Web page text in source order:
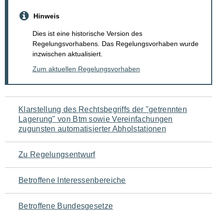
Hinweis
Dies ist eine historische Version des
Regelungsvorhabens. Das Regelungsvorhaben wurde
inzwischen aktualisiert.
Zum aktuellen Regelungsvorhaben
Navigation
für
den
Seiteninhalt
Klarstellung des Rechtsbegriffs der "getrennten
Lagerung" von Btm sowie Vereinfachungen
zugunsten automatisierter Abholstationen
Zu Regelungsentwurf
Betroffene Interessenbereiche
Betroffene Bundesgesetze